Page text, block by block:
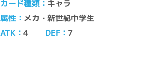
カード種類 キャラ
属性 メカ・新世紀中学生
ATK 4 DEF 7